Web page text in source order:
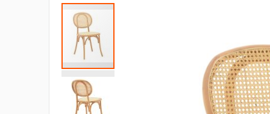
Μετάβαση
στο
τέλος
συλλογής
εικόνων